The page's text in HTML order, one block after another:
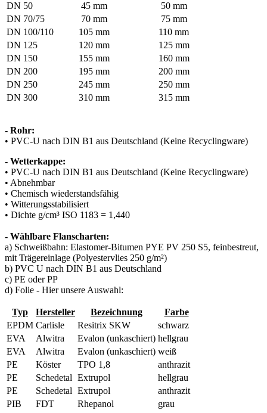
DN 50
45 mm
50 mm
DN 70/75
70 mm
75 mm
DN 100/110
105 mm
110 mm
DN 125
120 mm
125 mm
DN 150
155 mm
160 mm
DN 200
195 mm
200 mm
DN 250
245 mm
250 mm
DN 300
310 mm 315 mm
- Rohr:
• PVC-U nach DIN B1 aus Deutschland (Keine Recyclingware)
- Wetterkappe:
• PVC-U nach DIN B1 aus Deutschland (Keine Recyclingware)
• Abnehmbar
• Chemisch wiederstandsfähig
• Witterungsstabilisiert
• Dichte g/cm³ ISO 1183 = 1,440
- Wählbare Flanscharten:
a) Schweißbahn: Elastomer-Bitumen PYE PV 250 S5, feinbestreut,
mit Trägereinlage (Polyestervlies 250 g/m²)
b) PVC U nach DIN B1 aus Deutschland
c) PE oder PP
d) Folie - Hier unsere Auswahl:
Typ Hersteller Bezeichnung
Farbe
EPDM Carlisle Resitrix SKW
schwarz
EVA
Alwitra Evalon (unkaschiert) hellgrau
EVA
Alwitra Evalon (unkaschiert) weiß
PE
Köster TPO 1,8
anthrazit
PE
Schedetal Extrupol
hellgrau
PE
Schedetal Extrupol
anthrazit
PIB
FDT Rhepanol
grau